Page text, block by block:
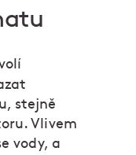
stejně
Vlivem
vody, a